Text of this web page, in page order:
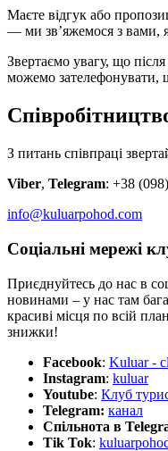
Маєте відгук або
— ми зв’яжемося з вами,
Звертаємо увагу, що
можемо зателефонувати,
З питань співпраці
Viber, Telegram: +38
info@kuluarpohod.com
Соціальні мережі
Приєднуйтесь до нас в
новинами – у нас там
красиві місця по всій
знижки!
Facebook: Kuluar -
Instagram: kuluar
Youtube: Клуб
Telegram: канал
Спільнота в
Tik Tok: